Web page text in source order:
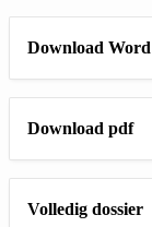
Download Word
Download pdf
Volledig dossier